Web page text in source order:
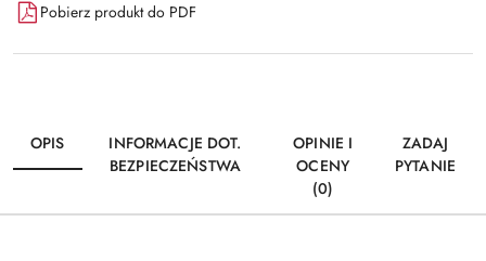
Pobierz produkt do PDF
OPIS
INFORMACJE DOT.
BEZPIECZEŃSTWA
OPINIE I
OCENY
(0)
ZADAJ
PYTANIE